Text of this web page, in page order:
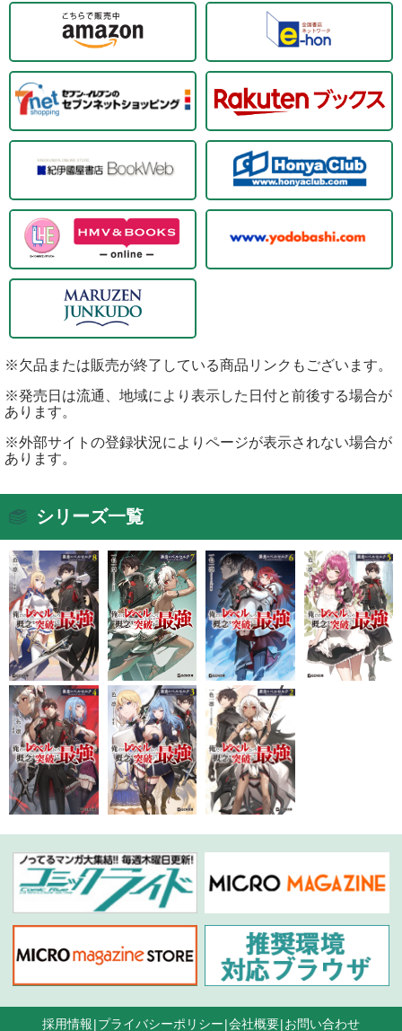
※欠品または販売が終了している商品リンクもございます。
※発売日は流通、地域により表示した日付と前後する場合が
あります。
※外部サイトの登録状況によりページが表示されない場合が
あります。
シリーズ一覧
採用情報 プライバシーポリシー 会社概要 お問い合わせ